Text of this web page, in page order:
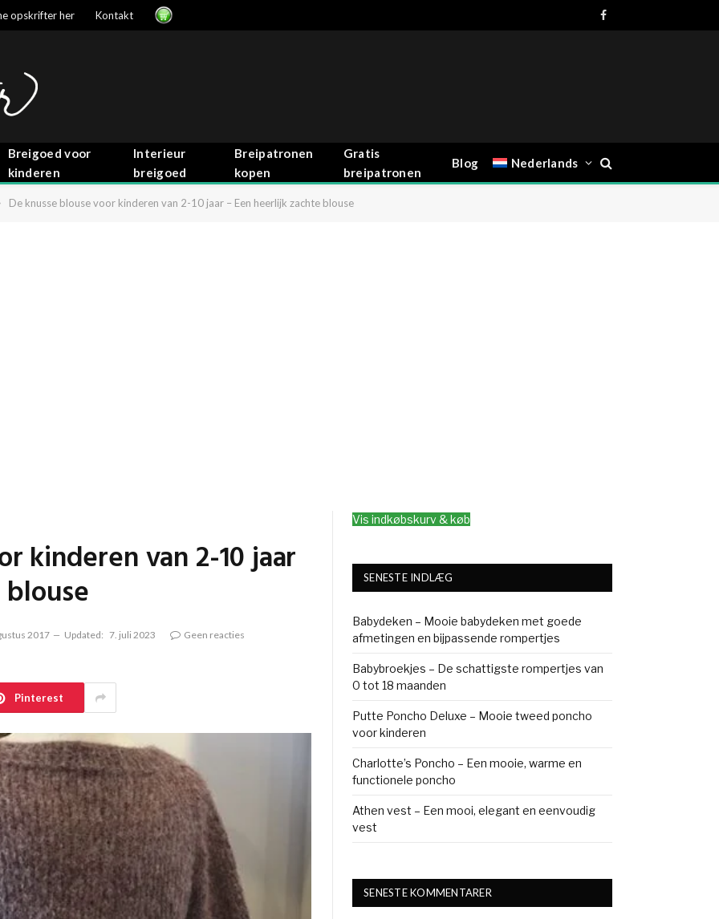
opskrifter her Kontakt
Facebook
Breigoed voor
kinderen
Interieur
breigoed
Breipatronen
kopen
Gratis
breipatronen
Blog Nederlands
De knusse blouse voor kinderen van 2-10 jaar – Een heerlijk zachte blouse
kinderen van 2-10 jaar
2017 Updated: 7. juli 2023 Geen reacties
Pinterest
Vis indkøbskurv & køb
SENESTE INDLÆG
Babydeken – Mooie babydeken met goede
afmetingen en bijpassende rompertjes
Babybroekjes – De schattigste rompertjes van
0 tot 18 maanden
Putte Poncho Deluxe – Mooie tweed poncho
voor kinderen
Charlotte’s Poncho – Een mooie, warme en
functionele poncho
Athen vest – Een mooi, elegant en eenvoudig
vest
SENESTE KOMMENTARER